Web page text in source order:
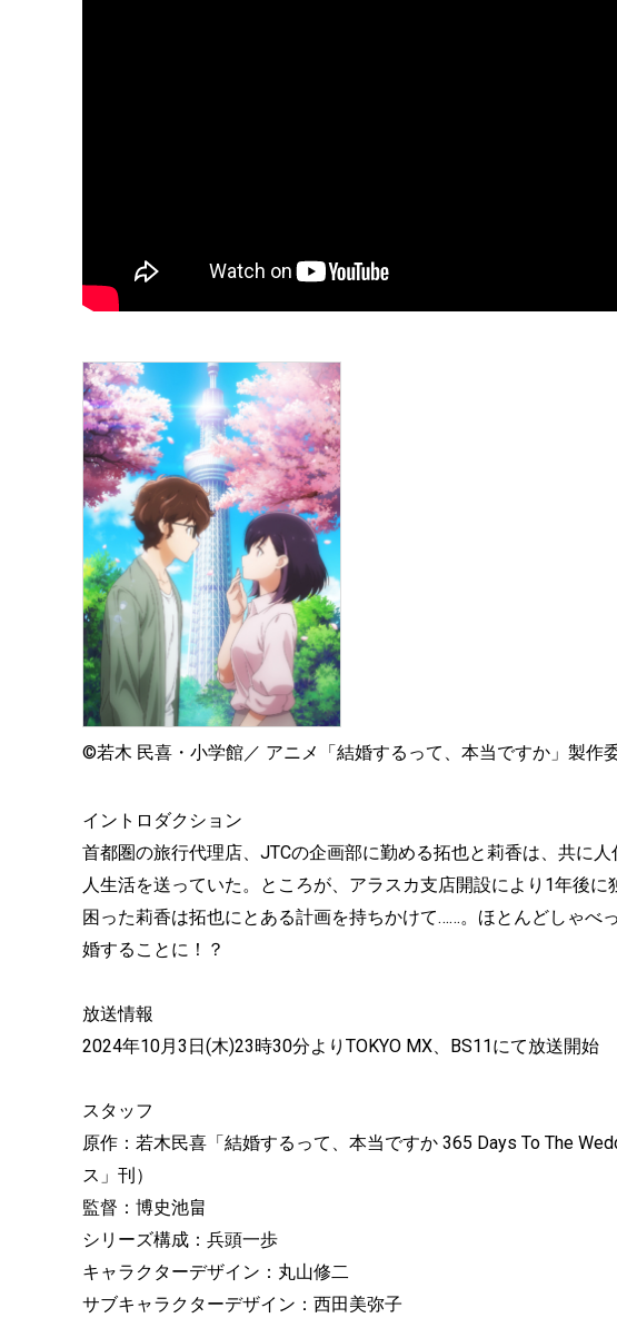
©若木 民喜・小学館／ アニメ「結婚するって、本当ですか」製作
イントロダクション
首都圏の旅行代理店、JTCの企画部に勤める拓也と莉香は、共に
人生活を送っていた。ところが、アラスカ支店開設により1年後に
困った莉香は拓也にとある計画を持ちかけて……。ほとんどしゃべ
婚することに！？
放送情報
2024年10月3日(木)23時30分よりTOKYO MX、BS11にて放送開始
スタッフ
原作：若木民喜「結婚するって、本当ですか 365 Days To The
ス」刊）
監督：博史池畠
シリーズ構成：兵頭一歩
キャラクターデザイン：丸山修二
サブキャラクターデザイン：西田美弥子